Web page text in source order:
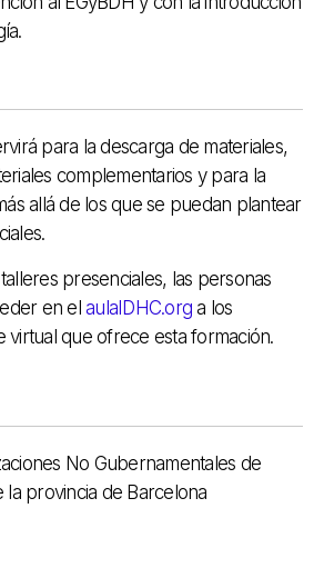
para la descarga de materiales,
complementarios y para la
allá de los que se puedan plantear
presenciales, las personas
en el aulaIDHC.org a los
virtual que ofrece esta formación.
No Gubernamentales de
la provincia de Barcelona